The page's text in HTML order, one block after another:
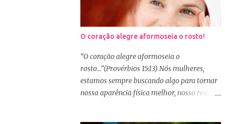
O coração alegre aformoseia o rosto!
“O coração alegre aformoseia o
rosto...”(Provérbios 15:13) Nós mulheres,
estamos sempre buscando algo para tornar
nossa aparência física melhor, nosso rosto